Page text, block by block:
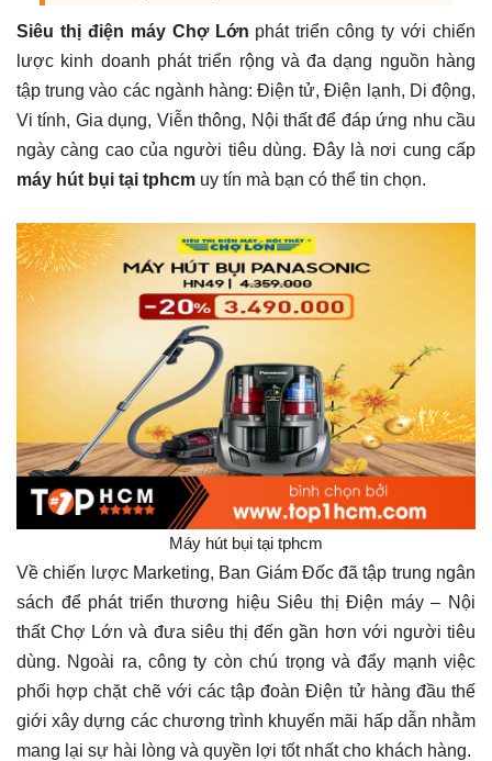
Siêu thị điện máy Chợ Lớn phát triển công ty với chiến
lược kinh doanh phát triển rộng và đa dạng nguồn hàng
tập trung vào các ngành hàng: Điện tử, Điện lạnh, Di động,
Vi tính, Gia dụng, Viễn thông, Nội thất để đáp ứng nhu cầu
ngày càng cao của người tiêu dùng. Đây là nơi cung cấp
máy hút bụi tại tphcm uy tín mà bạn có thể tin chọn.
Máy hút bụi tại tphcm
Về chiến lược Marketing, Ban Giám Đốc đã tập trung ngân
sách để phát triển thương hiệu Siêu thị Điện máy – Nội
thất Chợ Lớn và đưa siêu thị đến gần hơn với người tiêu
dùng. Ngoài ra, công ty còn chú trọng và đẩy mạnh việc
phối hợp chặt chẽ với các tập đoàn Điện tử hàng đầu thế
giới xây dựng các chương trình khuyến mãi hấp dẫn nhằm
mang lại sự hài lòng và quyền lợi tốt nhất cho khách hàng.